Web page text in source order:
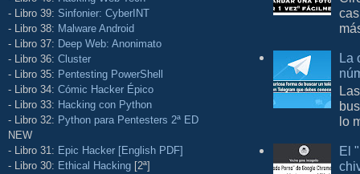
- Libro 39: Sinfonier: CyberINT
- Libro 38: Malware Android
- Libro 37: Deep Web: Anonimato
- Libro 36: Cluster
- Libro 35: Pentesting PowerShell
- Libro 34: Cómic Hacker Épico
- Libro 33: Hacking con Python
- Libro 32: Python para Pentesters 2ª ED
NEW
- Libro 31: Epic Hacker [English PDF]
- Libro 30: Ethical Hacking [2ª]
La
lo
El